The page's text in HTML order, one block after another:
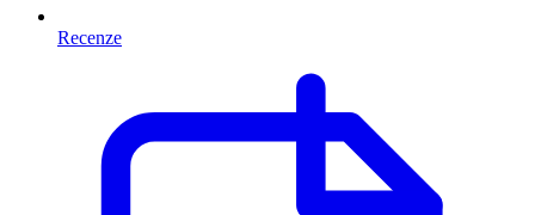
Recenze